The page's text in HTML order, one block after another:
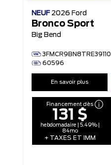
NEUF 2026 Ford
Bronco Sport
Big Bend
3FMCR9BN8TRE39110
60596
En savoir plus
Financement dès
131 $
hebdomadaire | 5.49% |
84mo
+ TAXES ET IMM